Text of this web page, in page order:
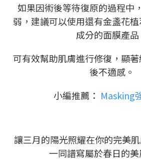
如果因術後等待復原的過程中
弱，建議可以使用還有金盞花
成分的面膜產品
可有效幫助肌膚進行修復，顯
後不適感。
小編推薦： Masking
讓三月的陽光照耀在你的完美
一同譜寫屬於春日的美